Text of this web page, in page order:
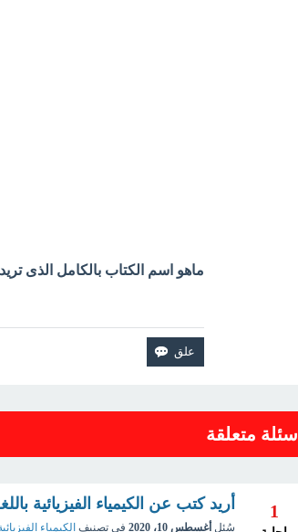
ماهو اسم الكتاب بالكامل الذى
اسئلة متعلقة
1 أريد كتب عن الكيمياء الفيزيائية
سُئل أغسطس 10، 2020 في تصنيف الكيمياء